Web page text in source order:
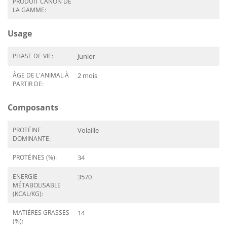
LA GAMME:
Usage
PHASE DE VIE: Junior
ÂGE DE L'ANIMAL À
PARTIR DE:
2 mois
Composants
PROTÉINE
DOMINANTE:
Volaille
PROTÉINES (%): 34
ENERGIE
MÉTABOLISABLE
(KCAL/KG):
3570
MATIÈRES GRASSES
(%):
14